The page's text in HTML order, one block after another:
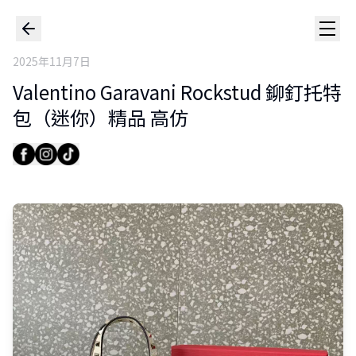
2025年11月7日
Valentino Garavani Rockstud 鉚釘托特
包（迷你）精品 高仿